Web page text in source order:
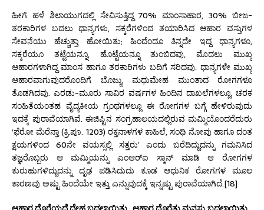
ಹೀಗೆ ಹಳೆ ಶಿಲಾಯುಗದಲ್ಲಿ ಸೇವಿಸುತ್ತಿದ್ದ 70% ಮಾಂಸಾಹಾರ, 30% ಬೀಜ-
ತರಕಾರಿಗಳ ಬದಲು ಧಾನ್ಯಗಳು, ಸಕ್ಕರೆಗಳಿಂದ ತಯಾರಿಸಿದ ಆಹಾರ ವಸ್ತುಗಳ
ಸೇವನೆಯು ಹೆಚ್ಚುತ್ತಾ ಹೋಯಿತು; ಹಿಂದೆಂದೂ ತಿನ್ನದೇ ಇದ್ದ ಧಾನ್ಯಗಳೂ,
ಸಕ್ಕರೆಯೂ ತಟ್ಟೆಯನ್ನೂ, ಹೊಟ್ಟೆಯನ್ನೂ ತುಂಬಿದವು, ಮೊದಲು ಮುಖ್ಯ
ಆಹಾರಗಳಾಗಿದ್ದ ಮಾಂಸ ಹಾಗೂ ತರಕಾರಿಗಳು ಬದಿಗೆ ಸರಿದವು. ಧಾನ್ಯಗಳೇ ಮುಖ್ಯ
ಆಹಾರವಾಗುವುದರೊಂದಿಗೆ ಬೊಜ್ಜು, ಮಧುಮೇಹ ಮುಂತಾದ ರೋಗಗಳೂ
ತೊಡಗಿದವು. ಎರಡು-ಮೂರು ಸಾವಿರ ವರ್ಷಗಳ ಹಿಂದಿನ ದಾಖಲೆಗಳಲ್ಲೂ, ಚರಕ
ಸಂಹಿತೆಯಂತಹ ವೈದ್ಯಕೀಯ ಗ್ರಂಥಗಳಲ್ಲೂ ಈ ರೋಗಗಳ ಬಗ್ಗೆ ಹೇಳಿರುವುದು
ಇದಕ್ಕೆ ಪುರಾವೆಯಾಗಿವೆ. ಈಜಿಪ್ಟಿನ ಸಂಗ್ರಹಾಲಯದಲ್ಲಿರುವ ಮಮ್ಮಿಯೊಂದರೆದುರು
‘ಫೆರೋ ಮೆರೆನ್ತಾ (ಕ್ರಿ.ಪೂ. 1203) ರಕ್ತನಾಳಗಳ ಕಾಹಿಲೆ, ಸಂಧಿ ನೋವು ಹಾಗೂ ದಂತ
ಕ್ಷಯಗಳಿಂದ 60ನೇ ವಯಸ್ಸಲ್ಲಿ ಸತ್ತರು’ ಎಂದು ಬರೆದಿದ್ದುದನ್ನು ಗಮನಿಸಿದ
ತಜ್ಞರೊಬ್ಬರು ಆ ಮಮ್ಮಿಯನ್ನು ಎಂಆರ್‌ಐ ಸ್ಕಾನ್ ಮಾಡಿ ಆ ರೋಗಗಳ
ಕುರುಹುಗಳಿದ್ದುದನ್ನು ದೃಢ ಪಡಿಸಿದುದು ಕೂಡ ಆಧುನಿಕ ರೋಗಗಳ ಮೂಲ
ಕಾರಣವು ಅಷ್ಟು ಹಿಂದೆಯೇ ಇತ್ತು ಎನ್ನುವುದಕ್ಕೆ ಇನ್ನಷ್ಟು ಪುರಾವೆಯಾಗಿದೆ.[18]